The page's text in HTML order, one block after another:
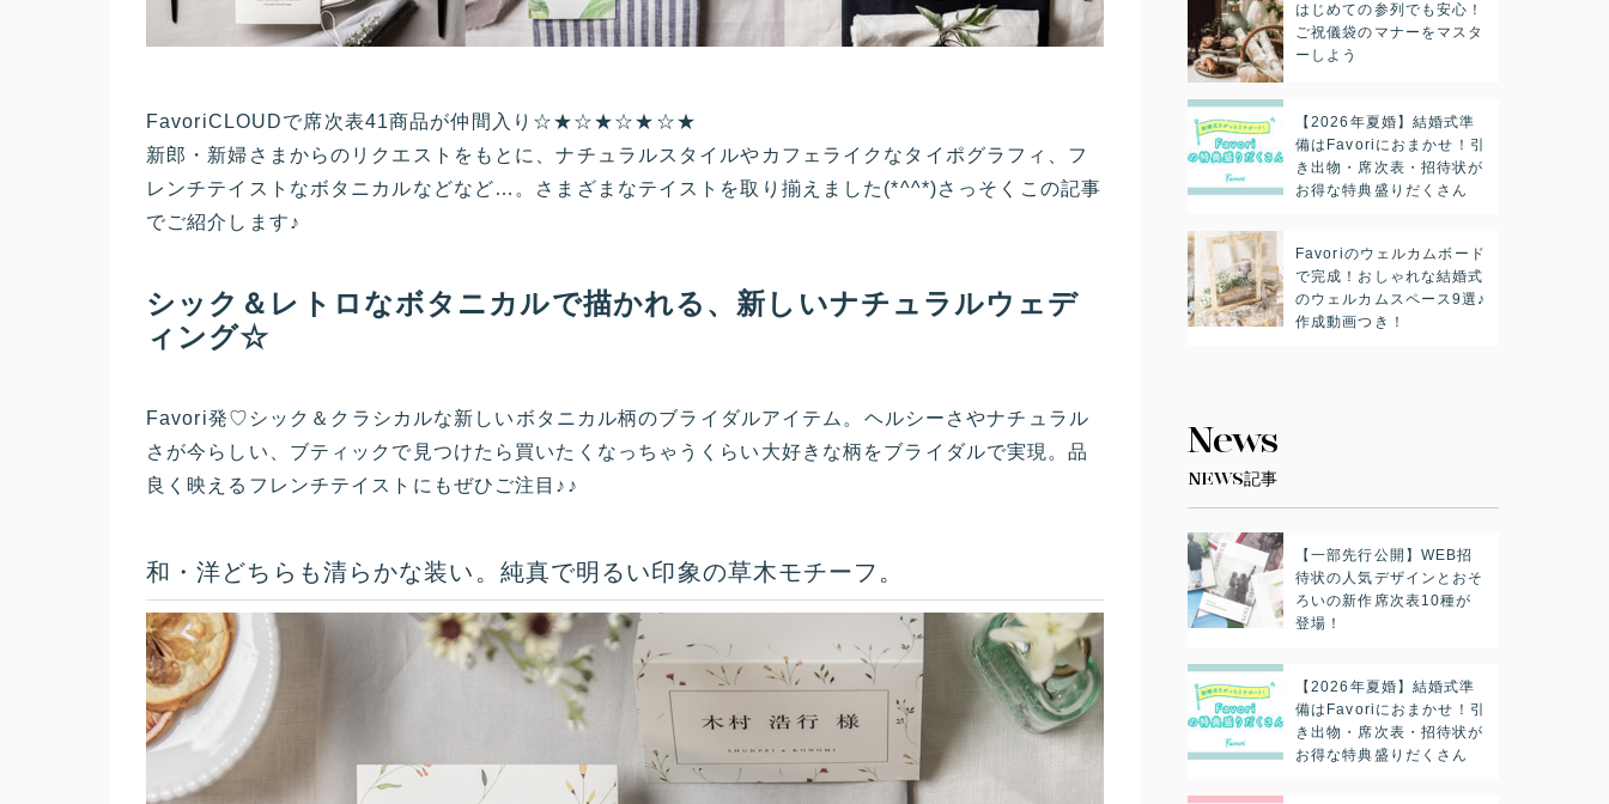
FavoriCLOUDで席次表41商品が仲間入り☆★☆★☆★☆★
新郎・新婦さまからのリクエストをもとに、ナチュラルスタイルやカフェライクなタイポグラフィ、フ
レンチテイストなボタニカルなどなど…。さまざまなテイストを取り揃えました(*^^*)さっそくこの記事
でご紹介します♪
シック＆レトロなボタニカルで描かれる、新しいナチュラルウェデ
ィング☆
Favori発♡シック＆クラシカルな新しいボタニカル柄のブライダルアイテム。ヘルシーさやナチュラル
さが今らしい、ブティックで見つけたら買いたくなっちゃうくらい大好きな柄をブライダルで実現。品
良く映えるフレンチテイストにもぜひご注目♪♪
和・洋どちらも清らかな装い。純真で明るい印象の草木モチーフ。
はじめての参列でも安心！
ご祝儀袋のマナーをマスタ
ーしよう
【2026年夏婚】結婚式準
備はFavoriにおまかせ！引
き出物・席次表・招待状が
お得な特典盛りだくさん
Favoriのウェルカムボード
で完成！おしゃれな結婚式
のウェルカムスペース9選♪
作成動画つき！
News
NEWS記事
【一部先行公開】WEB招
待状の人気デザインとおそ
ろいの新作席次表10種が
登場！
【2026年夏婚】結婚式準
備はFavoriにおまかせ！引
き出物・席次表・招待状が
お得な特典盛りだくさん